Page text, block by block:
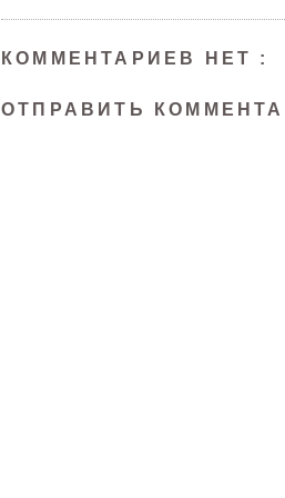
КОММЕНТАРИЕВ НЕТ :
ОТПРАВИТЬ